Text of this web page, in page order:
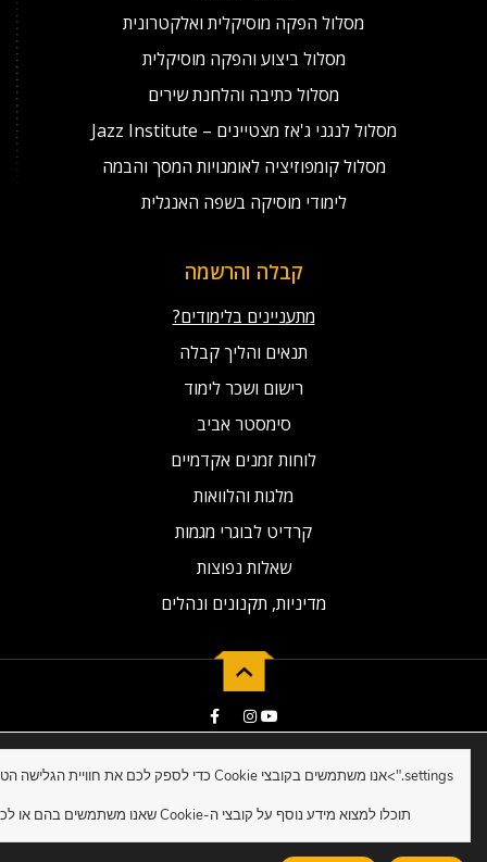
מסלול הפקה מוסיקלית ואלקטרונית
מסלול ביצוע והפקה מוסיקלית
מסלול כתיבה והלחנת שירים
מסלול לנגני ג'אז מצטיינים – Jazz Institute
מסלול קומפוזיציה לאומנויות המסך והבמה
לימודי מוסיקה בשפה האנגלית
קבלה והרשמה
מתעניינים בלימודים?
תנאים והליך קבלה
רישום ושכר לימוד
סימסטר אביב
לוחות זמנים אקדמיים
מלגות והלוואות
קרדיט לבוגרי מגמות
שאלות נפוצות
מדיניות, תקנונים ונהלים
2019 © Developed by NG Universal
settings.">
תוכלו למצוא מידע נוסף על קובצי ה-Cookie שאנו משתמשים בהם או לכבות אותם ב-